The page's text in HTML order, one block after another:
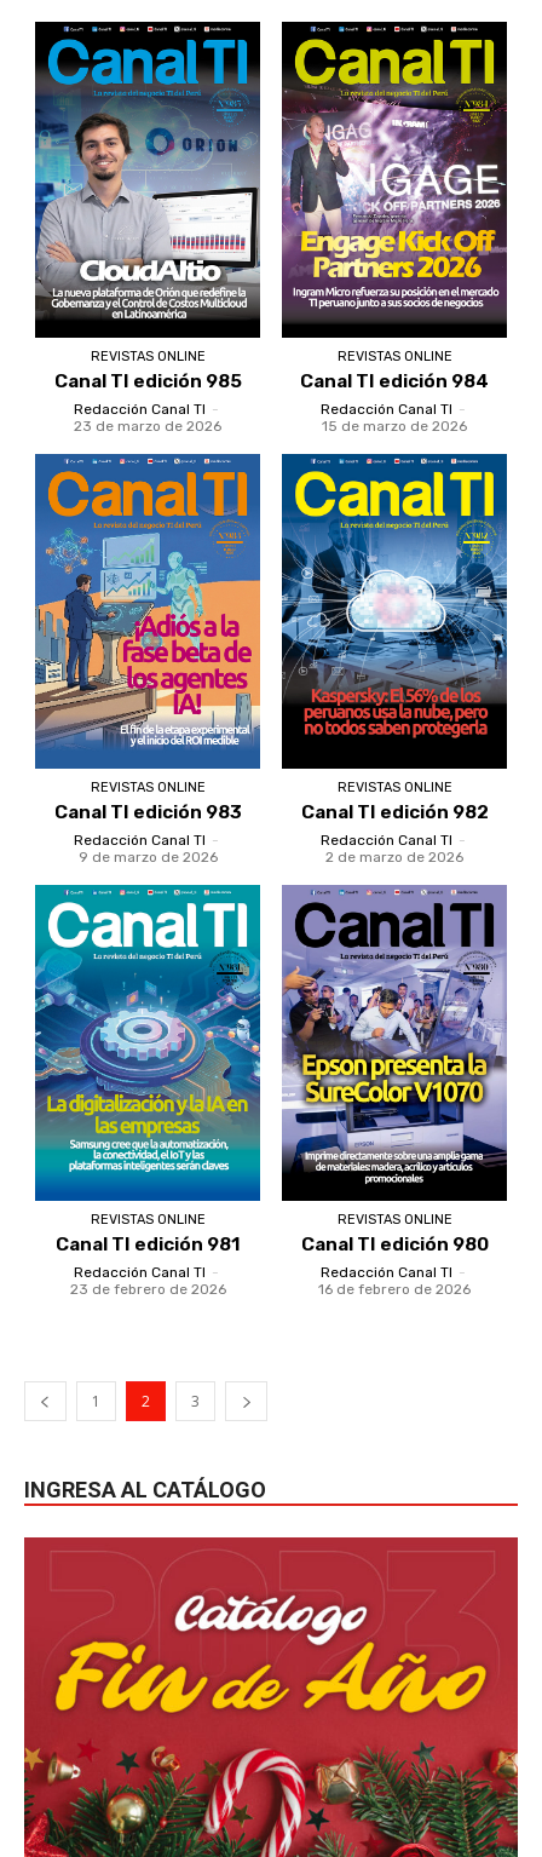
REVISTAS ONLINE
Canal TI edición 985
Redacción Canal TI -
23 de marzo de 2026
REVISTAS ONLINE
Canal TI edición 984
Redacción Canal TI -
15 de marzo de 2026
REVISTAS ONLINE
Canal TI edición 983
Redacción Canal TI -
9 de marzo de 2026
REVISTAS ONLINE
Canal TI edición 982
Redacción Canal TI -
2 de marzo de 2026
REVISTAS ONLINE
Canal TI edición 981
Redacción Canal TI -
23 de febrero de 2026
REVISTAS ONLINE
Canal TI edición 980
Redacción Canal TI -
16 de febrero de 2026
1 2 3
INGRESA AL CATÁLOGO